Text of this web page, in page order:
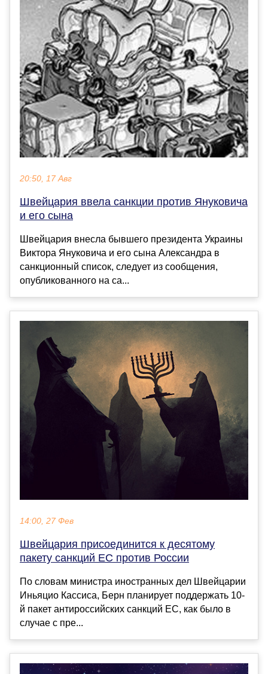
20:50, 17 Авг
Швейцария ввела санкции против Януковича
и его сына
Швейцария внесла бывшего президента Украины
Виктора Януковича и его сына Александра в
санкционный список, следует из сообщения,
опубликованного на са...
14:00, 27 Фев
Швейцария присоединится к десятому
пакету санкций ЕС против России
По словам министра иностранных дел Швейцарии
Иньяцио Кассиса, Берн планирует поддержать 10-
й пакет антироссийских санкций ЕС, как было в
случае с пре...